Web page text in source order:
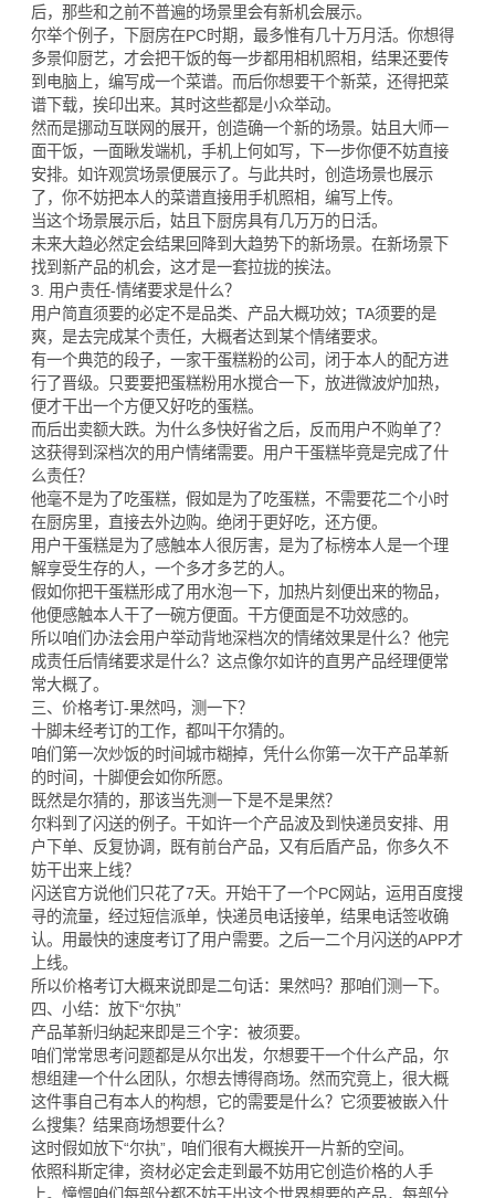
后，那些和之前不普遍的场景里会有新机会展示。
尔举个例子，下厨房在PC时期，最多惟有几十万月活。你想得
多景仰厨艺，才会把干饭的每一步都用相机照相，结果还要传
到电脑上，编写成一个菜谱。而后你想要干个新菜，还得把菜
谱下载，挨印出来。其时这些都是小众举动。
然而是挪动互联网的展开，创造确一个新的场景。姑且大师一
面干饭，一面瞅发端机，手机上何如写，下一步你便不妨直接
安排。如许观赏场景便展示了。与此共时，创造场景也展示
了，你不妨把本人的菜谱直接用手机照相，编写上传。
当这个场景展示后，姑且下厨房具有几万万的日活。
未来大趋必然定会结果回降到大趋势下的新场景。在新场景下
找到新产品的机会，这才是一套拉拢的挨法。
3. 用户责任-情绪要求是什么？
用户简直须要的必定不是品类、产品大概功效；TA须要的是
爽，是去完成某个责任，大概者达到某个情绪要求。
有一个典范的段子，一家干蛋糕粉的公司，闭于本人的配方进
行了晋级。只要要把蛋糕粉用水搅合一下，放进微波炉加热，
便才干出一个方便又好吃的蛋糕。
而后出卖额大跌。为什么多快好省之后，反而用户不购单了？
这获得到深档次的用户情绪需要。用户干蛋糕毕竟是完成了什
么责任？
他毫不是为了吃蛋糕，假如是为了吃蛋糕，不需要花二个小时
在厨房里，直接去外边购。绝闭于更好吃，还方便。
用户干蛋糕是为了感触本人很厉害，是为了标榜本人是一个理
解享受生存的人，一个多才多艺的人。
假如你把干蛋糕形成了用水泡一下，加热片刻便出来的物品，
他便感触本人干了一碗方便面。干方便面是不功效感的。
所以咱们办法会用户举动背地深档次的情绪效果是什么？他完
成责任后情绪要求是什么？这点像尔如许的直男产品经理便常
常大概了。
三、价格考订-果然吗，测一下？
十脚未经考订的工作，都叫干尔猜的。
咱们第一次炒饭的时间城市糊掉，凭什么你第一次干产品革新
的时间，十脚便会如你所愿。
既然是尔猜的，那该当先测一下是不是果然？
尔料到了闪送的例子。干如许一个产品波及到快递员安排、用
户下单、反复协调，既有前台产品，又有后盾产品，你多久不
妨干出来上线？
闪送官方说他们只花了7天。开始干了一个PC网站，运用百度搜
寻的流量，经过短信派单，快递员电话接单，结果电话签收确
认。用最快的速度考订了用户需要。之后一二个月闪送的APP才
上线。
所以价格考订大概来说即是二句话：果然吗？那咱们测一下。
四、小结：放下“尔执”
产品革新归纳起来即是三个字：被须要。
咱们常常思考问题都是从尔出发，尔想要干一个什么产品，尔
想组建一个什么团队，尔想去博得商场。然而究竟上，很大概
这件事自己有本人的构想，它的需要是什么？它须要被嵌入什
么搜集？结果商场想要什么？
这时假如放下“尔执”，咱们很有大概挨开一片新的空间。
依照科斯定律，资材必定会走到最不妨用它创造价格的人手